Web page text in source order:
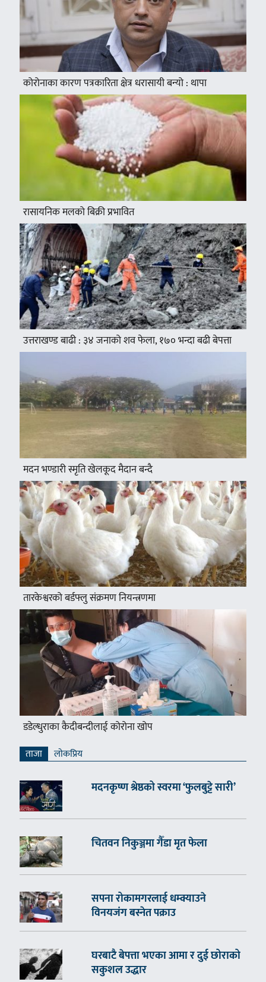
कोरोनाका कारण पत्रकारिता क्षेत्र धरासायी बन्यो : थापा
रासायनिक मलको बिक्री प्रभावित
उत्तराखण्ड बाढी : ३४ जनाको शव फेला, १७० भन्दा बढी बेपत्ता
मदन भण्डारी स्मृति खेलकूद मैदान बन्दै
तारकेश्वरको बर्डफ्लु संक्रमण नियन्त्रणमा
डडेल्धुराका कैदीबन्दीलाई कोरोना खोप
ताजा लाेकप्रिय
मदनकृष्ण श्रेष्ठको स्वरमा ‘फुलबुट्टे सारी’
चितवन निकुञ्जमा गैँडा मृत फेला
सपना रोकामगरलाई धम्क्याउने
विनयजंग बस्नेत पक्राउ
घरबाटै बेपत्ता भएका आमा र दुई छोराको
सकुशल उद्धार